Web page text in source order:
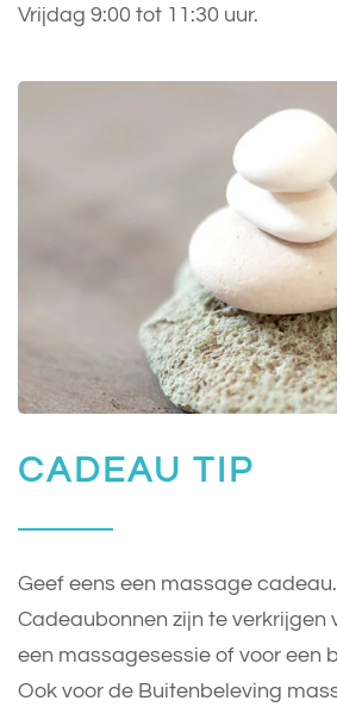
Vrijdag 9:00 tot 11:30 uur.
CADEAU TIP
Geef eens een massage cadeau.
Cadeaubonnen zijn te verkrijgen
een massagesessie of voor een
Ook voor de Buitenbeleving